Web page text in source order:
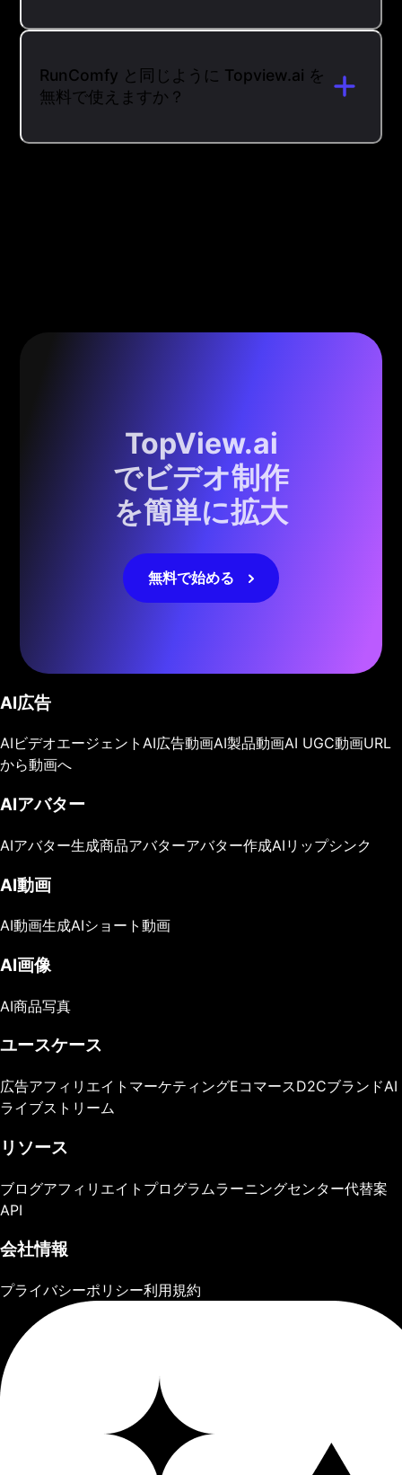
RunComfy と同じように Topview.ai を
無料で使えますか？
TopView.ai
でビデオ制作
を簡単に拡大
無料で始める
AI広告
AIビデオエージェント AI広告動画AI製品動画AI UGC動画URL
から動画へ
AIアバター
AIアバター生成商品アバターアバター作成AIリップシンク
AI動画
AI動画生成AIショート動画
AI画像
AI商品写真
ユースケース
広告アフィリエイトマーケティングEコマースD2CブランドAI
ライブストリーム
リソース
ブログアフィリエイトプログラムラーニングセンター代替案
API
会社情報
プライバシーポリシー利用規約